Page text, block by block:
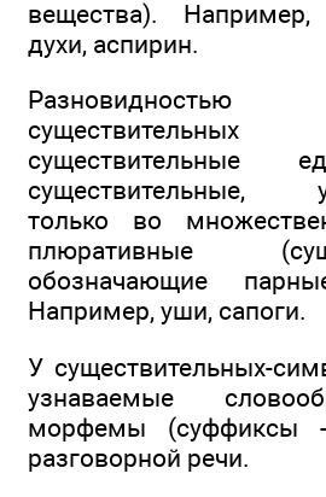
вещества).
духи, аспирин.
Разновидностью
существительные
существительные,
только во
плюративные
обозначающие
Например, уши, сапоги.
У существительных-
узнаваемые
морфемы (суффиксы
разговорной речи.